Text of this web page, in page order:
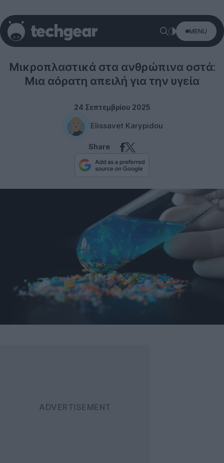
MENU
Μικροπλαστικά στα ανθρώπινα οστά:
Μια αόρατη απειλή για την υγεία
24 Σεπτεμβρίου 2025
Elissavet Karypidou
Share